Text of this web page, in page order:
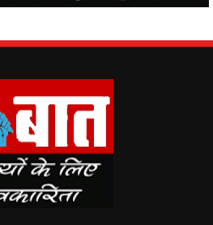
is the most popular news portal in